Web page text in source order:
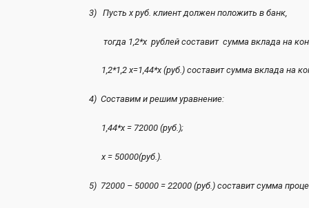
3) Пусть х руб. клиент должен положить в банк,
тогда 1,2*х рублей составит сумма вклада на
1,2*1,2 х=1,44*х (руб.) составит сумма
4) Составим и решим уравнение:
1,44*х = 72000 (руб.);
х =
5) 72000 – 50000 = 22000 (руб.) составит сумма